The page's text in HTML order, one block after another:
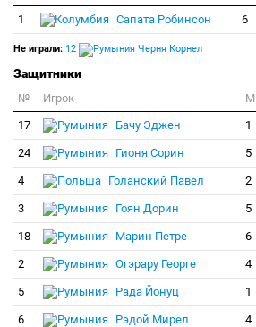
1
Сапата Робинсон 6
Не играли: 12 Черня Корнел
Защитники
№ Игрок M
17
Бачу Эджен 1
24 Гионя Сорин 5
4 Голанский Павел 2
3 Гоян Дорин 5
18 Марин Петре 6
2 Огэрару Георге 4
5 Рада Йонуц 1
6 Рэдой Мирел 4